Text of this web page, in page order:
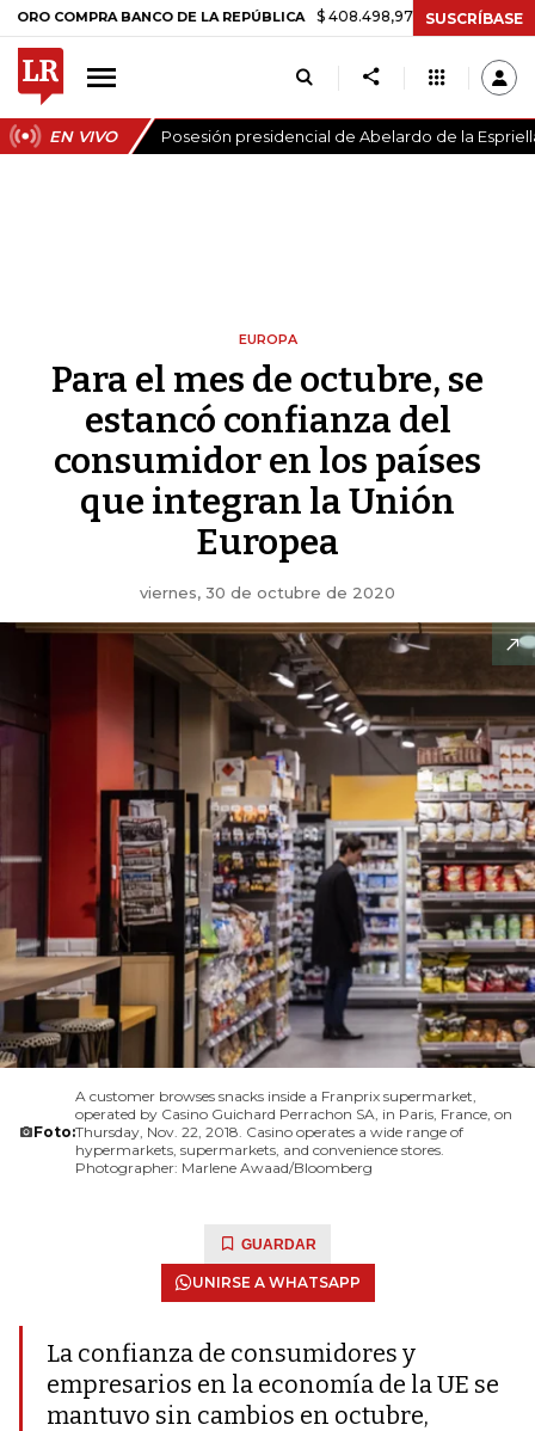
BANCO DE LA REPÚBLICA $ 408.498,97 +$ 8.753,81 +2,19%
SUSCRÍBASE
EN VIVO Posesión presidencial de Abelardo de la
EUROPA
Para el mes de octubre, se
estancó confianza del
consumidor en los países
que integran la Unión
Europea
viernes, 30 de octubre de 2020
Foto:
A customer browses snacks inside a Franprix supermarket,
operated by Casino Guichard Perrachon SA, in Paris, France, on
Thursday, Nov. 22, 2018. Casino operates a wide range of
hypermarkets, supermarkets, and convenience stores.
Photographer: Marlene Awaad/Bloomberg
GUARDAR
UNIRSE A WHATSAPP
La confianza de consumidores y
empresarios en la economía de la UE se
mantuvo sin cambios en octubre,